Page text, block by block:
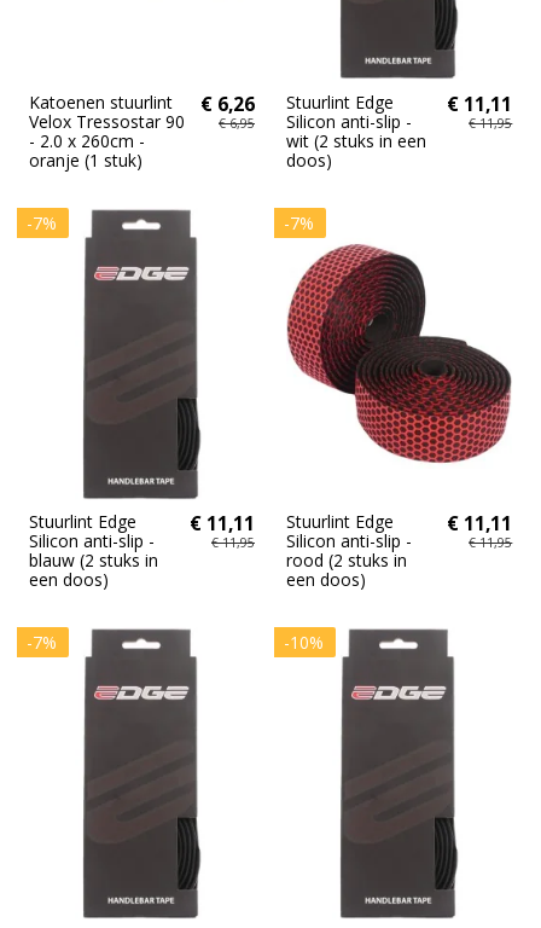
Katoenen stuurlint
Velox Tressostar 90
- 2.0 x 260cm -
oranje (1 stuk)
€ 6,26
€ 6,95
Stuurlint Edge
Silicon anti-slip -
wit (2 stuks in een
doos)
€ 11,11
€ 11,95
-7%
Stuurlint Edge
Silicon anti-slip -
blauw (2 stuks in
een doos)
€ 11,11
€ 11,95
-7%
Stuurlint Edge
Silicon anti-slip -
rood (2 stuks in
een doos)
€ 11,11
€ 11,95
-7% -10%